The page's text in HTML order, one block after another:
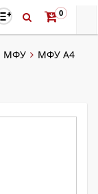
0
МФУ
МФУ А4